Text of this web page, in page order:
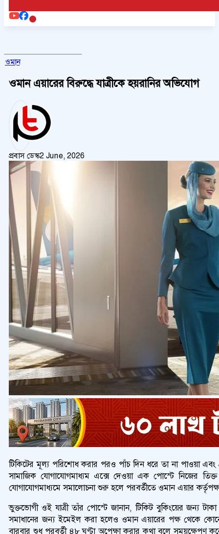
ওমান
ওমান এয়ারের বিরুদ্ধে যাত্রীকে হয়রানির অভিযোগ
প্রবাস ডেস্ক2 June, 2026
টিকিটের মূল্য পরিশোধ করার পরও পাঁচ দিন ধরে তা না পাওয়া
সামাজিক যোগাযোগমাধ্যম এক্সে দেওয়া এক পোস্টে নিজের
যোগাযোগমাধ্যমে সমালোচনা শুরু হলে পরবর্তীতে ওমান এয়ার
ভুক্তভোগী ওই যাত্রী তাঁর পোস্টে জানান, টিকিট বুকিংয়ের জন্য
সমাধানের জন্য ইমেইল করা হলেও ওমান এয়ারের পক্ষ থেকে
বারবার শুধু পরবর্তী ৪৮ ঘণ্টা অপেক্ষা করার কথা বলে সময়ক্ষেপণ